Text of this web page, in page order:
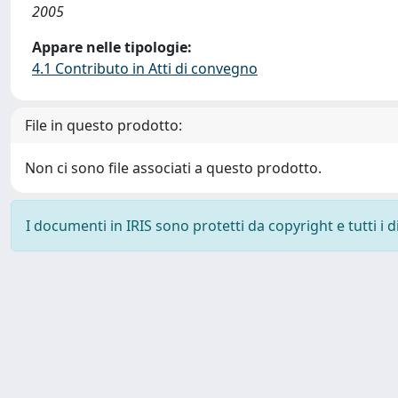
2005
Appare nelle tipologie:
4.1 Contributo in Atti di convegno
File in questo prodotto:
Non ci sono file associati a questo prodotto.
I documenti in IRIS sono protetti da copyright e tutti i